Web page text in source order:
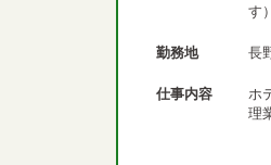
す）
勤務地 長
仕事内容
ホ
理